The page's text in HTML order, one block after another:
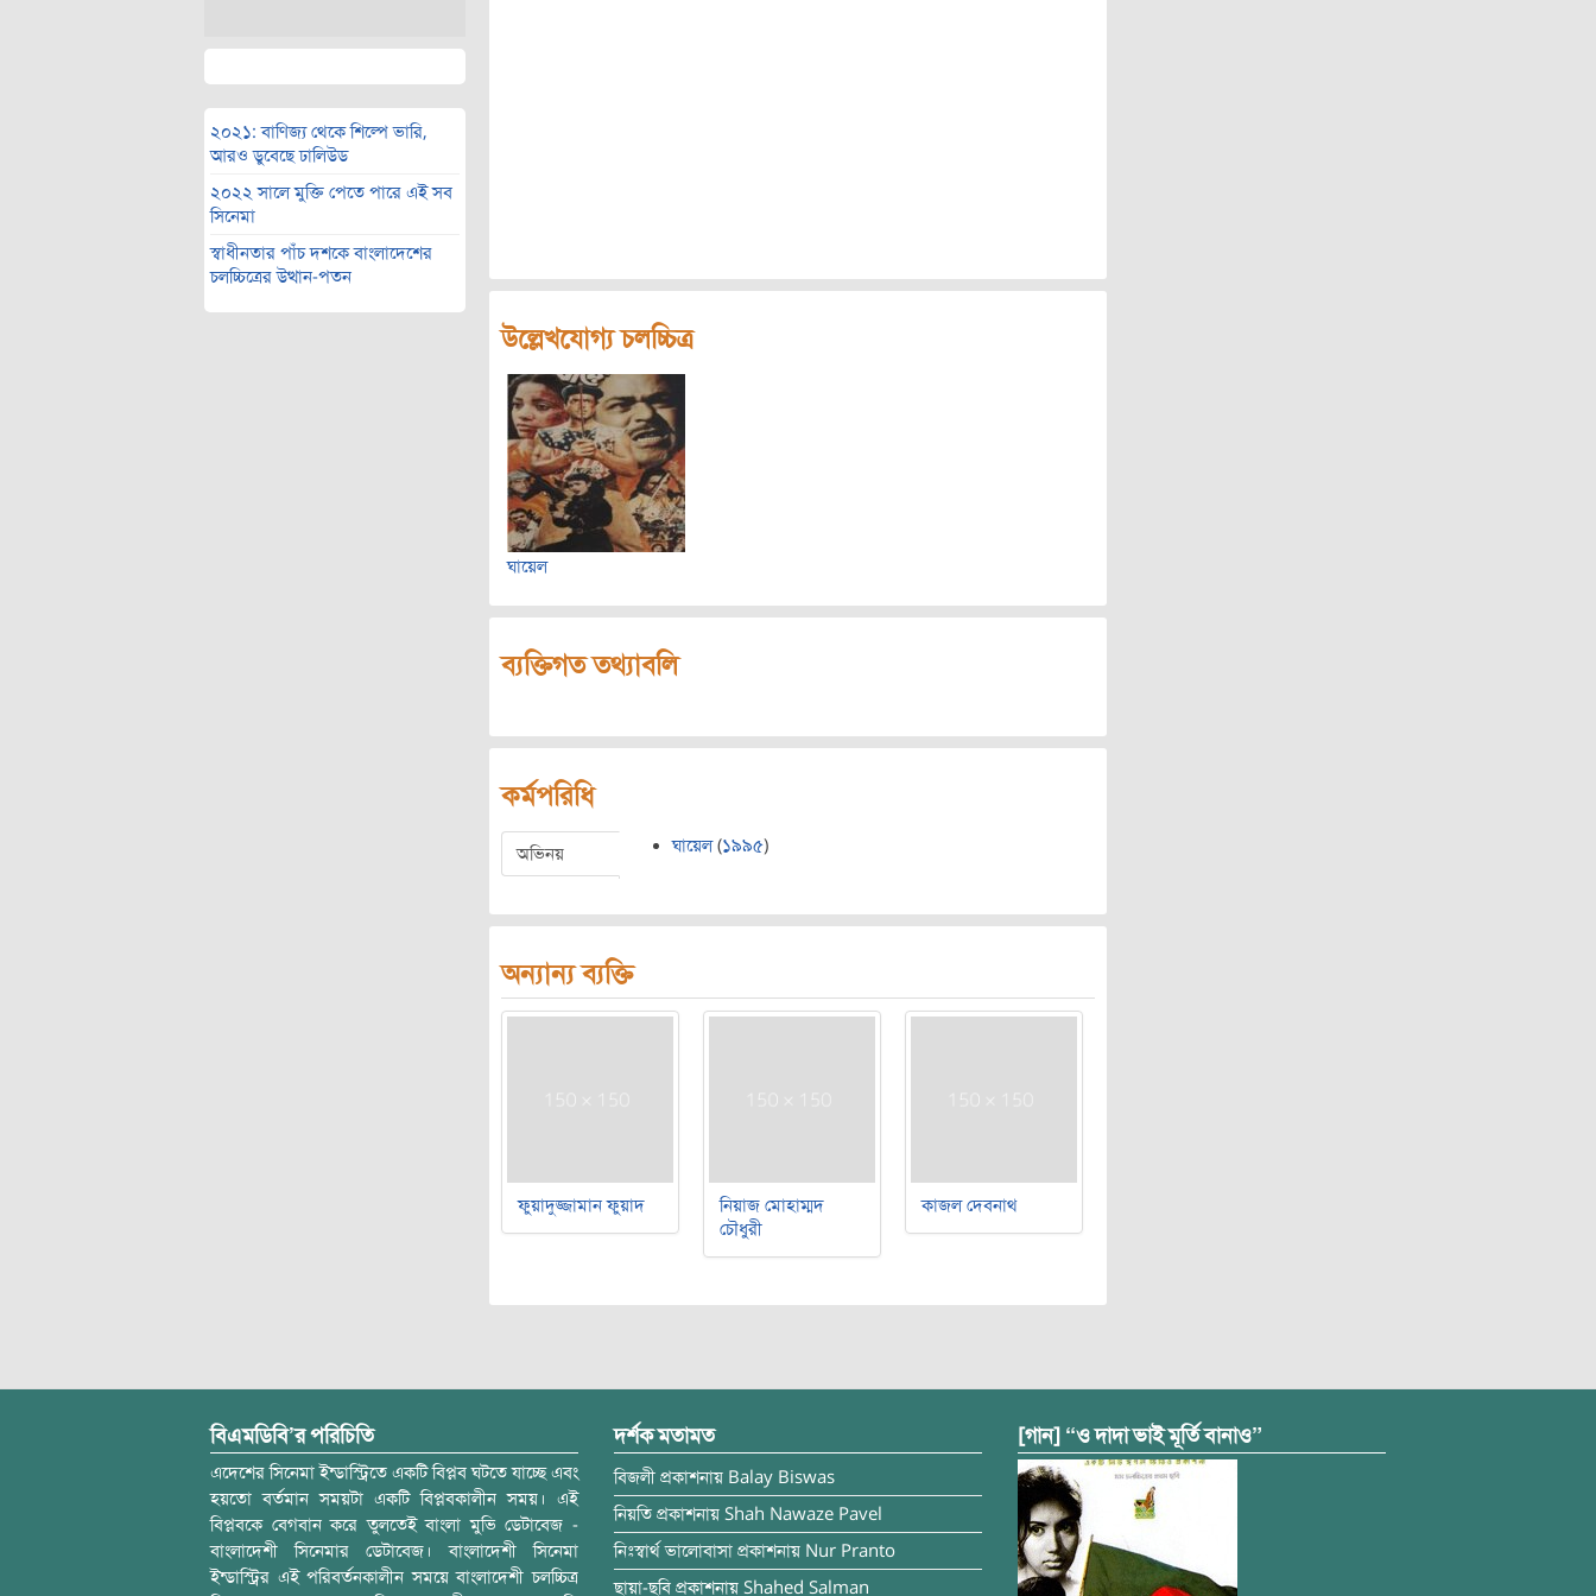
২০২১: বাণিজ্য থেকে শিল্পে ভারি,
আরও ডুবেছে ঢালিউড
২০২২ সালে মুক্তি পেতে পারে এই সব
সিনেমা
স্বাধীনতার পাঁচ দশকে বাংলাদেশের
চলচ্চিত্রের উত্থান-পতন
উল্লেখযোগ্য চলচ্চিত্র
ঘায়েল
ব্যক্তিগত তথ্যাবলি
কর্মপরিধি
অভিনয় ঘায়েল(১৯৯৫)
অন্যান্য ব্যক্তি
ফুয়াদুজ্জামান ফুয়াদ
নিয়াজ মোহাম্মদ
চৌধুরী
কাজল দেবনাথ
বিএমডিবি’র পরিচিতি
এদেশের সিনেমা ইন্ডাস্ট্রিতে একটি বিপ্লব ঘটতে যাচ্ছে এবং
হয়তো বর্তমান সময়টা একটি বিপ্লবকালীন সময়। এই
বিপ্লবকে বেগবান করে তুলতেই বাংলা মুভি ডেটাবেজ -
বাংলাদেশী সিনেমার ডেটাবেজ। বাংলাদেশী সিনেমা
ইন্ডাস্ট্রির এই পরিবর্তনকালীন সময়ে বাংলাদেশী চলচ্চিত্র
দর্শক মতামত
বিজলী প্রকাশনায় Balay Biswas
নিয়তি প্রকাশনায় Shah Nawaze Pavel
নিঃস্বার্থ ভালোবাসা প্রকাশনায় Nur Pranto
ছায়া-ছবি প্রকাশনায় Shahed Salman
[গান] “ও দাদা ভাই মূর্তি বানাও”